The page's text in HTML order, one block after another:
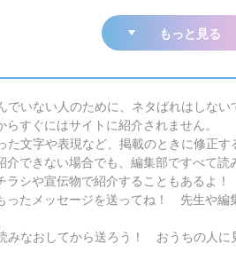
もっと見る
いない人のために、ネタばれはしない
すぐにはサイトに紹介されません。
文字や表現など、掲載のときに修正す
できない場合でも、編集部ですべて読
シや宣伝物で紹介することもあるよ！
ったメッセージを送ってね！ 先生や編
みなおしてから送ろう！ おうちの人に